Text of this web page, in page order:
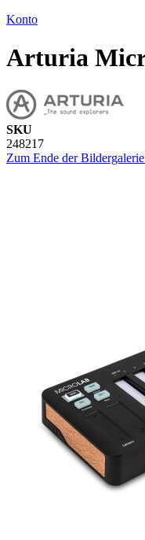
Konto
Arturia
SKU
248217
Zum Ende der